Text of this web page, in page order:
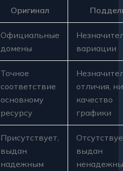
Оригинал
Официальные
домены
вариации
Точное
соответствие
основному
ресурсу
отличия,
качество
графики
Присутствует,
выдан
надежным
выдан